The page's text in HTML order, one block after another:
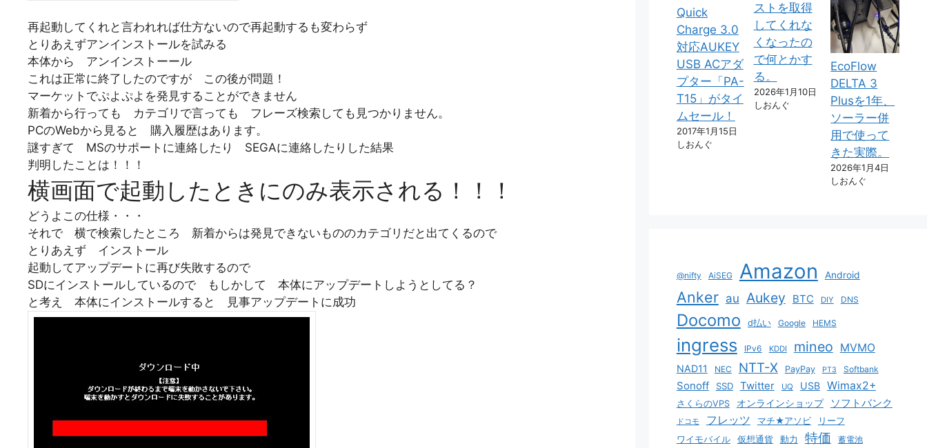
再起動してくれと言われれば仕方ないので再起動するも変わらず
とりあえずアンインストールを試みる
本体から アンインストーール
これは正常に終了したのですが この後が問題！
マーケットでぷよぷよを発見することができません
新着から行っても カテゴリで言っても フレーズ検索しても見つかりません。
PCのWebから見ると 購入履歴はあります。
謎すぎて MSのサポートに連絡したり SEGAに連絡したりした結果
判明したことは！！！
横画面で起動したときにのみ表示される！！！
どうよこの仕様・・・
それで 横で検索したところ 新着からは発見できないもののカテゴリだと出てくるので
とりあえず インストール
起動してアップデートに再び失敗するので
SDにインストールしているので もしかして 本体にアップデートしようとしてる？
と考え 本体にインストールすると 見事アップデートに成功
Quick
Charge 3.0
対応AUKEY
USB ACアダ
プター「PA-
T15」がタイ
ムセール！
2017年1月15日
しおんぐ
ストを取得
してくれな
くなったの
で何とかす
る。
2026年1月10日
しおんぐ
EcoFlow
DELTA 3
Plusを1年、
ソーラー併
用で使って
きた実際。
2026年1月4日
しおんぐ
@nifty AiSEG Amazon Android
Anker au Aukey BTC DIY DNS
Docomo d払い Google HEMS
ingress IPv6 KDDI mineo MVMO
NAD11 NEC NTT-X PayPay PT3 Softbank
Sonoff SSD Twitter UQ USB Wimax2+
さくらのVPS オンラインショップ ソフトバンク
ドコモ フレッツ マチ★アソビ
リーフ
ワイモバイル
仮想通貨 動力 特価 蓄電池